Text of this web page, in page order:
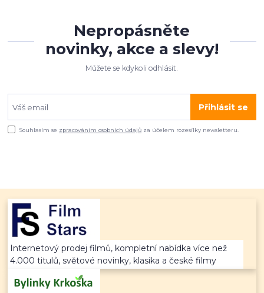
Nepropásněte
novinky, akce a slevy!
Můžete se kdykoli odhlásit.
Přihlásit se
Souhlasím se zpracováním osobních údajů za účelem rozesílky newsletteru.
Internetový prodej filmů, kompletní nabídka více než
4.000 titulů, světové novinky, klasika a české filmy